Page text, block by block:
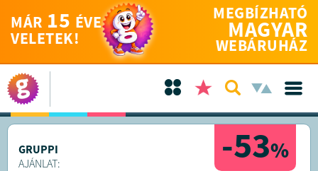
MÁR 15 ÉVE
VELETEK!
MEGBÍZHATÓ
MAGYAR
WEBÁRUHÁZ
-53%
GRUPPI
AJÁNLAT: